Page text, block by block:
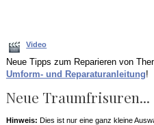
Video
Neue Tipps zum Reparieren von
Umform- und Reparaturanleitung!
Neue Traumfrisuren...
Hinweis: Dies ist nur eine ganz kleine